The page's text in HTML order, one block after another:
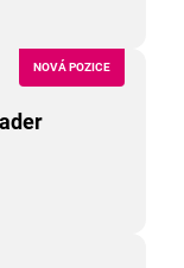
NOVÁ POZICE